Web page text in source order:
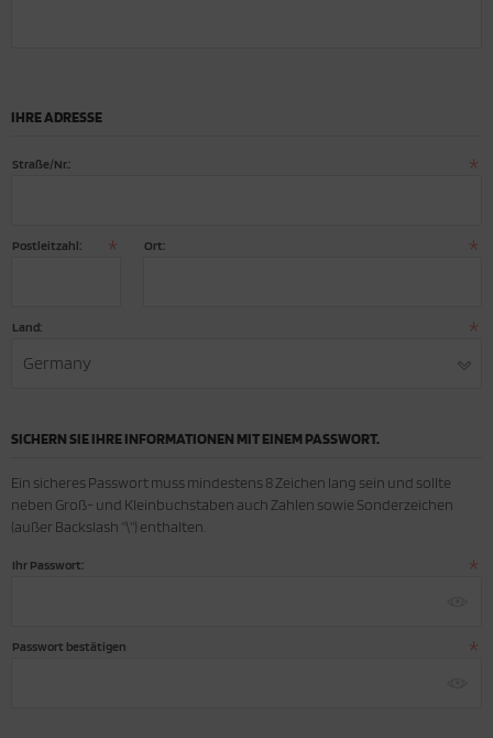
IHRE ADRESSE
Straße/Nr.:
Postleitzahl: Ort:
Land:
Germany
SICHERN SIE IHRE INFORMATIONEN MIT EINEM PASSWORT.
Ein sicheres Passwort muss mindestens 8 Zeichen lang sein und sollte
neben Groß- und Kleinbuchstaben auch Zahlen sowie Sonderzeichen
(außer Backslash "\") enthalten.
Ihr Passwort:
Passwort bestätigen